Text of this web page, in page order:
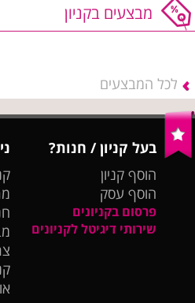
מבצעים בקניון
לכל המבצעים
בעל קניון / חנות?
הוסף קניון
הוסף עסק
פרסום בקניונים
שירותי דיגיטל לקניונים